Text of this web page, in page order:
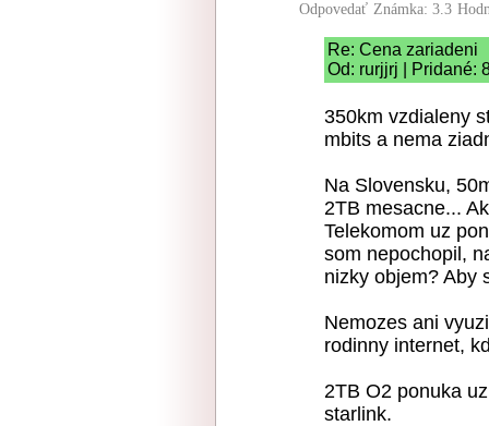
Odpovedať Známka: 3.3
Re: Cena zariadeni
Od: rurjjrj | Pridané:
350km vzdialeny
mbits a nema
Na Slovensku,
2TB mesacne...
Telekomom uz
som nepochopil,
nizky objem? Aby
Nemozes ani
rodinny internet,
2TB O2 ponuka
starlink.